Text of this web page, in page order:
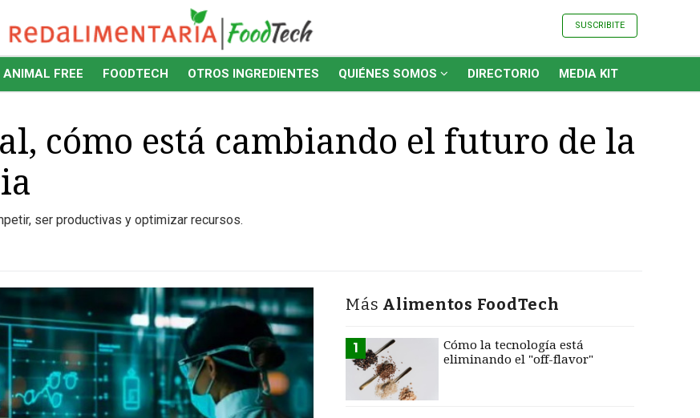
SUSCRIBITE
ANIMAL FREE FOODTECH OTROS INGREDIENTES QUIÉNES SOMOS DIRECTORIO MEDIA KIT
cómo está cambiando el futuro de la
ser productivas y optimizar recursos.
Más Alimentos FoodTech
1
Cómo la tecnología está
eliminando el "off-flavor"